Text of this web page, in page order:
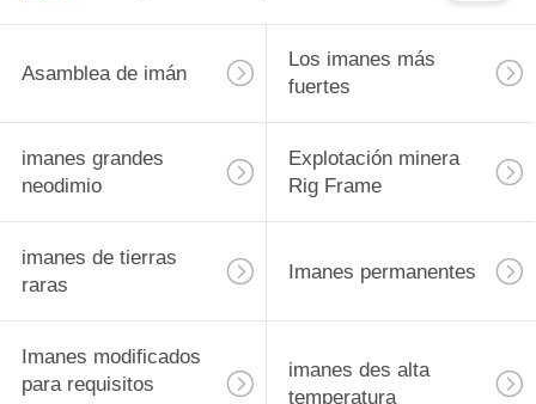
Asamblea de imán
Los imanes más
fuertes
imanes grandes
neodimio
Explotación minera
Rig Frame
imanes de tierras
raras
Imanes permanentes
Imanes modificados
para requisitos
imanes des alta
temperatura